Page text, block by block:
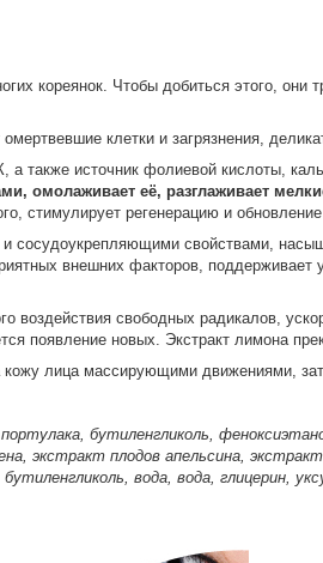
кореянок. Чтобы добиться этого,
клетки и загрязнения,
также источник фолиевой кислоты,
омолаживает её, разглаживает
стимулирует регенерацию и
свойствами,
внешних факторов, поддерживает
воздействия свободных радикалов,
появление новых. Экстракт лимона
кожу лица массирующими движениями,
бутиленгликоль,
экстракт плодов апельсина,
вода, вода, глицерин,